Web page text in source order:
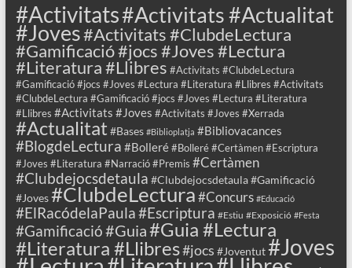
#Activitats#Activitats #Actualitat
#Joves#Activitats #ClubdeLectura
#Gamificació #jocs #Joves #Lectura
#Literatura #Llibres #Activitats #ClubdeLectura
#Gamificació #jocs #Joves #Lectura #Literatura #Llibres #Activitats
#ClubdeLectura #Gamificació #jocs #Joves #Lectura #Literatura
#Llibres #Activitats #Joves #Activitats #Joves #Xerrada
#Actualitat #Bases #Biblioplatja #Bibliovacances
#BlogdeLectura #Bolleré #Bolleré #Certàmen #Escriptura
#Joves #Literatura #Narració #Premis #Certàmen
#Clubdejocsdetaula #Clubdejocsdetaula #Gamificació
#Joves#ClubdeLectura#Concurs #Educació
#ElRacódelaPaula#Escriptura #Estiu #Exposició #Festa
#Gamificació#Guia#Guia #Lectura
#Literatura #Llibres#jocs #Joventut#Joves